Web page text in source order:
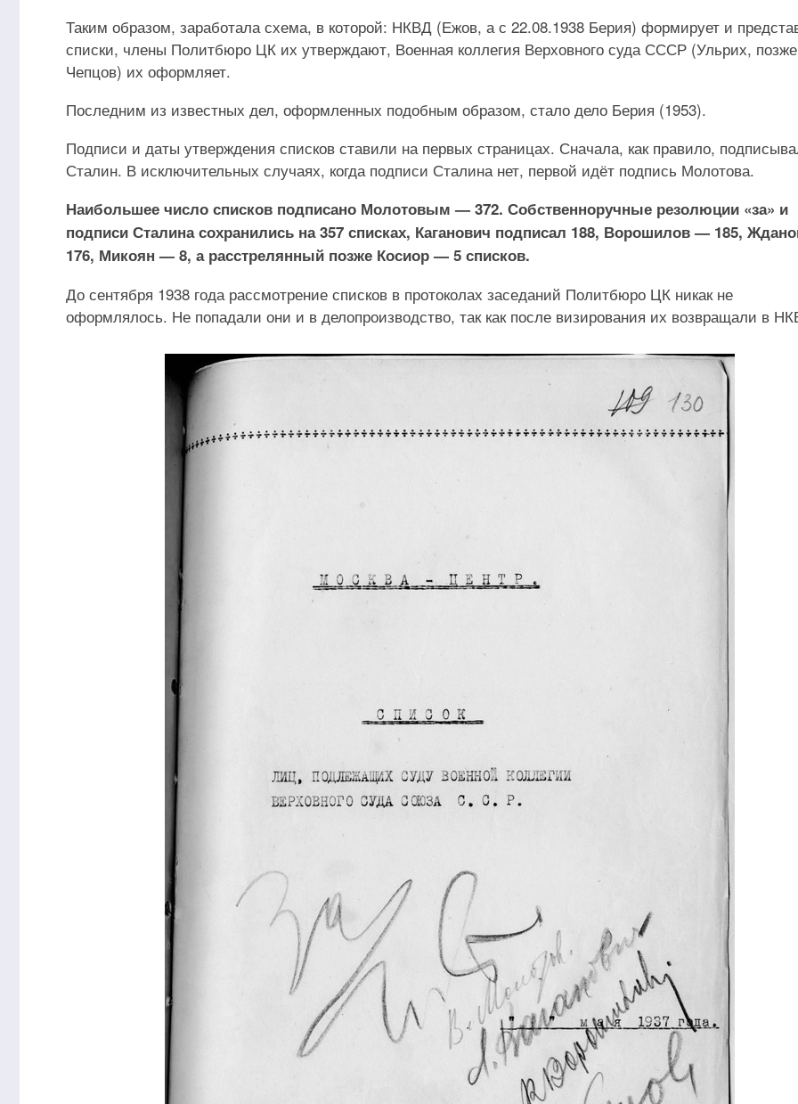
Таким образом, заработала схема, в которой: НКВД (Ежов, а с 22.08.1938 Берия) формирует и
списки, члены Политбюро ЦК их утверждают, Военная коллегия Верховного суда СССР (Ульрих, позже
Чепцов) их оформляет.
Последним из известных дел, оформленных подобным образом, стало дело Берия (1953).
Подписи и даты утверждения списков ставили на первых страницах. Сначала, как правило,
Сталин. В исключительных случаях, когда подписи Сталина нет, первой идёт подпись Молотова.
Наибольшее число списков подписано Молотовым — 372. Собственноручные резолюции «за» и
подписи Сталина сохранились на 357 списках, Каганович подписал 188, Ворошилов — 185,
176, Микоян — 8, а расстрелянный позже Косиор — 5 списков.
До сентября 1938 года рассмотрение списков в протоколах заседаний Политбюро ЦК никак не
оформлялось. Не попадали они и в делопроизводство, так как после визирования их возвращали в